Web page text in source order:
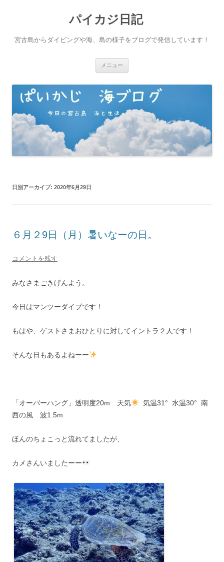
パイカジ日記
宮古島からダイビングや海、島の様子をブログで発信しています！
メニュー
ツ
へ
ス
キ
ッ
プ
日別アーカイブ: 2020年6月29日
６月２9日（月）暑いなーの日。
コメントを残す
みなさまごきげんよう。
今日はマンツーダイブです！
もはや、ゲストさまおひとりに対してイントラ２人です！
そんな日もあるよねーー
「オーバーハング」透明度20m 天気
気温31° 水温30° 南
西の風 波1.5m
ほんのちょこっと流れてましたが、
カメさんいましたーー